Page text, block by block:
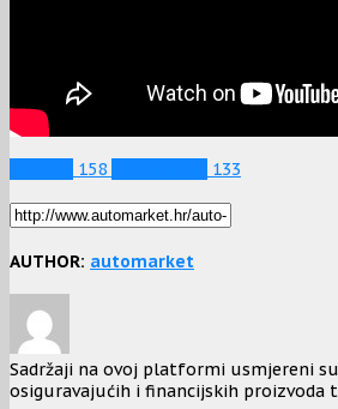
158 133
AUTHOR: automarket
Sadržaji na ovoj platformi usmjereni
osiguravajućih i financijskih